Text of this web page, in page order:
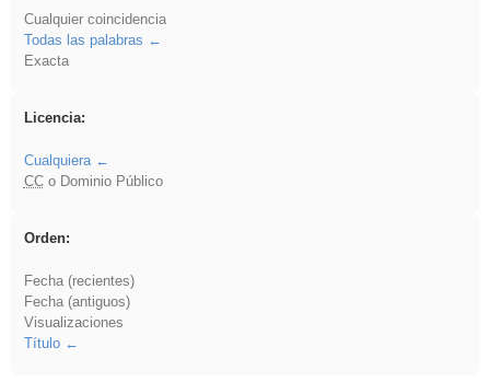
Cualquier coincidencia
Todas las palabras
Exacta
Licencia:
Cualquiera
CCo Dominio Público
Orden:
Fecha (recientes)
Fecha (antiguos)
Visualizaciones
Título